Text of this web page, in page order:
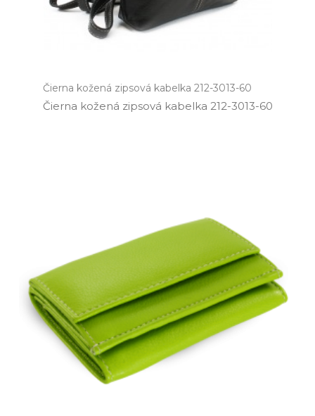
Čierna kožená zipsová kabelka 212-3013-60
Čierna kožená zipsová kabelka 212­-3013­-60